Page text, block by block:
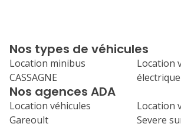
24 25 26
31
lu me
Nos agences ADA
Location véhicules
Gareoult
Location
Severe
Nos types de véhicules
Location minibus
CASSAGNE
Location
électrique